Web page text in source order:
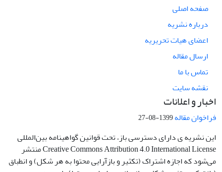
صفحه اصلی
درباره نشریه
اعضای هیات تحریریه
ارسال مقاله
تماس با ما
نقشه سایت
اخبار و اعلانات
فراخوان مقاله1399-08-27
این نشریه ی دارای دسترسی باز، تحت قوانین گواهینامه بین‌المللی
Creative Commons Attribution 4.0 International License منتشر
می‌شود که اجازه اشتراک (تکثیر و بازآرایی محتوا به هر شکل) و انطباق